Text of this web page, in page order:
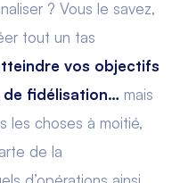
? Vous le savez,
tout un tas
vos objectifs
de fidélisation…mais
les choses à moitié,
de la